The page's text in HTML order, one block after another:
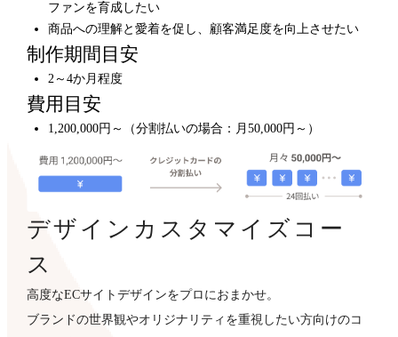
ファンを育成したい
商品への理解と愛着を促し、顧客満足度を向上させたい
制作期間目安
2～4か月程度
費用目安
1,200,000円～（分割払いの場合：月50,000円～）
デザインカスタマイズコー
ス
高度なECサイトデザインをプロにおまかせ。
ブランドの世界観やオリジナリティを重視したい方向けのコ